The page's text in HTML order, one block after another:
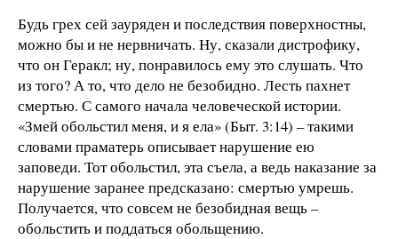
Будь грех сей зауряден и последствия поверхностны,
можно бы и не нервничать. Ну, сказали дистрофику,
что он Геракл; ну, понравилось ему это слушать. Что
из того? А то, что дело не безобидно. Лесть пахнет
смертью. С самого начала человеческой истории.
«Змей обольстил меня, и я ела» (Быт. 3:14) – такими
словами праматерь описывает нарушение ею
заповеди. Тот обольстил, эта съела, а ведь наказание за
нарушение заранее предсказано: смертью умрешь.
Получается, что совсем не безобидная вещь –
обольстить и поддаться обольщению.